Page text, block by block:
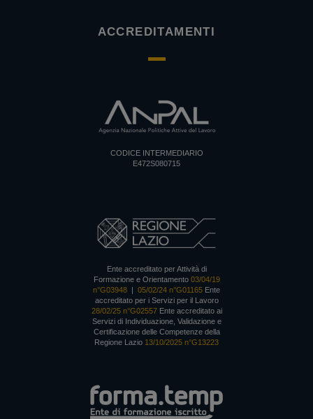
ACCREDITAMENTI
CODICE INTERMEDIARIO
E472S080715
Ente accreditato per Attività di
Formazione e Orientamento 03/04/19
n°G03948 | 05/02/24 n°G01165 Ente
accreditato per i Servizi per il Lavoro
28/02/25 n°G02557Ente accreditato ai
Servizi di Individuazione, Validazione e
Certificazione delle Competenze della
Regione Lazio 13/10/2025 n°G13223